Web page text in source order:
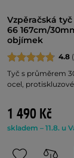
Vzpěračská tyč
66 167cm/
objímek
4.8
Tyč s průměrem
ocel,
1 490 Kč
skladem – 11.8. u